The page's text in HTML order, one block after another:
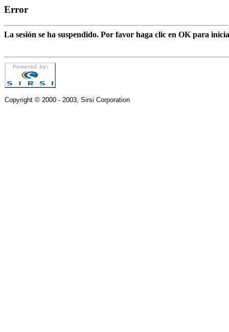
Error
La sesión se ha suspendido. Por favor haga clic en OK para
Copyright © 2000 - 2003, Sirsi Corporation